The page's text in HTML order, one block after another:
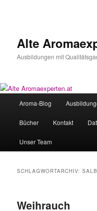
Alte
Ausbildungen mit
Aroma-Blog
Bücher Kontakt
Unser Team
SCHLAGWORTARCHIV:
Weihrauch